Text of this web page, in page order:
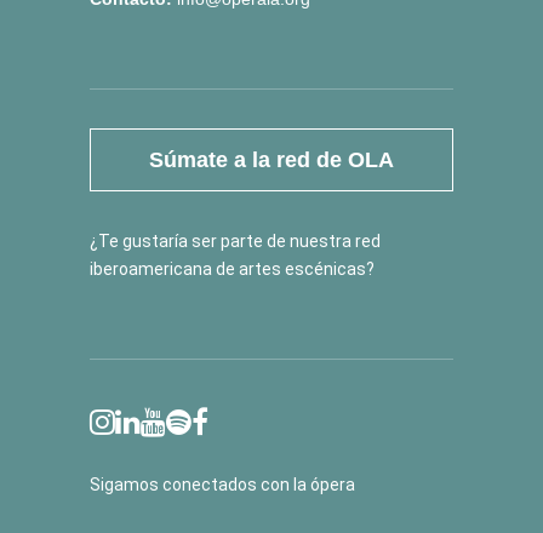
Súmate a la red de OLA
¿Te gustaría ser parte de nuestra red
iberoamericana de artes escénicas?
Sigamos conectados con la ópera